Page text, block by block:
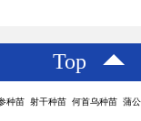
Top
种苗 射干种苗 何首乌种苗 蒲公